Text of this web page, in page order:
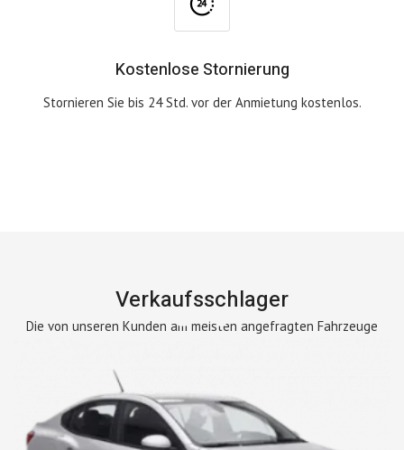
Kostenlose Stornierung
Stornieren Sie bis 24 Std. vor der Anmietung kostenlos.
Verkaufsschlager
Die von unseren Kunden am meisten angefragten Fahrzeuge